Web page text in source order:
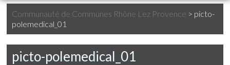
Communauté de Communes Rhône Lez Provence > picto-
polemedical_01
picto-polemedical_01